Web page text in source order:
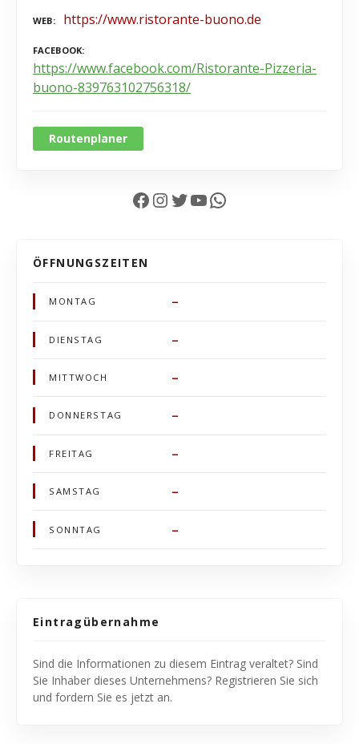
WEB https://www.ristorante-buono.de
FACEBOOK
https://www.facebook.com/Ristorante-Pizzeria-
buono-839763102756318/
Routenplaner
Facebook InstagramTwitter YouTube WhatsApp
ÖFFNUNGSZEITEN
MONTAG –
DIENSTAG –
MITTWOCH –
DONNERSTAG –
FREITAG –
SAMSTAG –
SONNTAG –
Eintragübernahme
Sind die Informationen zu diesem Eintrag veraltet? Sind
Sie Inhaber dieses Unternehmens? Registrieren Sie sich
und fordern Sie es jetzt an.